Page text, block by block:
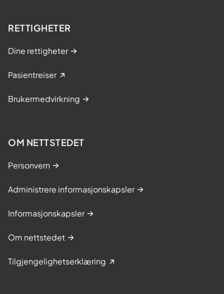
RETTIGHETER
Dine rettigheter
Pasientreiser
Brukermedvirkning
OM NETTSTEDET
Personvern
Administrere informasjonskapsler
Informasjonskapsler
Om nettstedet
Tilgjengelighetserklæring